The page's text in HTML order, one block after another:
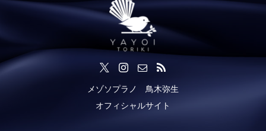
メゾソプラノ 鳥木弥生
オフィシャルサイト